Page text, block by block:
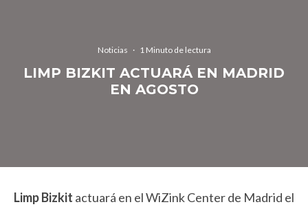
Noticias · 1 Minuto de lectura
LIMP BIZKIT ACTUARÁ EN MADRID
EN AGOSTO
Limp Bizkit actuará en el WiZink Center de Madrid el